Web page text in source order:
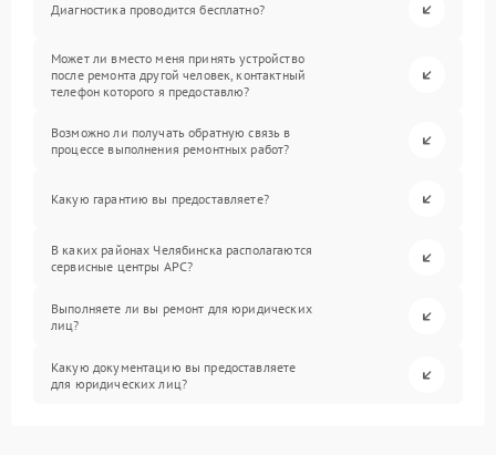
Диагностика проводится бесплатно?
Может ли вместо меня принять устройство
после ремонта другой человек, контактный
телефон которого я предоставлю?
Возможно ли получать обратную связь в
процессе выполнения ремонтных работ?
Какую гарантию вы предоставляете?
В каких районах Челябинска располагаются
сервисные центры APC?
Выполняете ли вы ремонт для юридических
лиц?
Какую документацию вы предоставляете
для юридических лиц?